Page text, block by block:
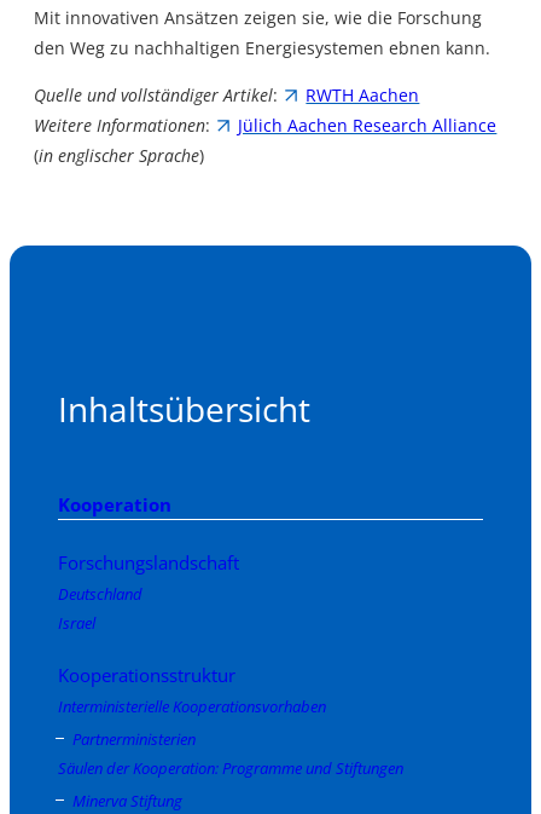
Mit innovativen Ansätzen zeigen sie, wie die Forschung
den Weg zu nachhaltigen Energiesystemen ebnen kann.
Quelle und vollständiger Artikel:
RWTH Aachen
Weitere Informationen:
Jülich Aachen Research Alliance
(in englischer Sprache)
Inhaltsübersicht
Kooperation
Forschungslandschaft
Deutschland
Israel
Kooperationsstruktur
Interministerielle Kooperationsvorhaben
Partnerministerien
Säulen der Kooperation: Programme und Stiftungen
Minerva Stiftung